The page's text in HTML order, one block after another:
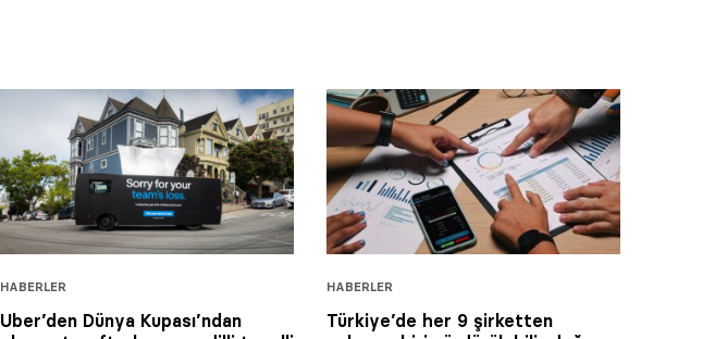
HABERLER
Uber’den Dünya Kupası’ndan
HABERLER
Türkiye’de her 9 şirketten